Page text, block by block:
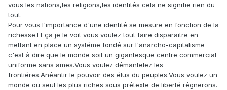
vous les nations,les religions,les identités cela ne signifie rien du
tout.
Pour vous l'importance d'une identité se mesure en fonction de la
richesse.Et ça je le voit vous voulez tout faire disparaitre en
mettant en place un systéme fondé sur l'anarcho-capitalisme
c'est à dire que le monde soit un gigantesque centre commercial
uniforme sans ames.Vous voulez démantelez les
frontiéres.Anéantir le pouvoir des élus du peuples.Vous voulez un
monde ou seul les plus riches sous prétexte de liberté régnerons.